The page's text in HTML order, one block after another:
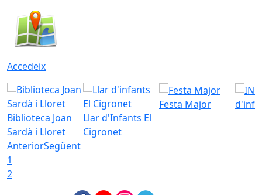
Accedeix
Biblioteca Joan
Sardà i Lloret
Llar d'Infants El
Cigronet
Festa Major
AnteriorSegüent
1
2